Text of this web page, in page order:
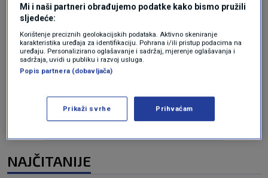
Oglas
NAJČITANIJE
Mi i naši partneri obrađujemo podatke kako bismo pružili
sljedeće:
Korištenje preciznih geolokacijskih podataka. Aktivno skeniranje
karakteristika uređaja za identifikaciju. Pohrana i/ili pristup podacima na
uređaju. Personalizirano oglašavanje i sadržaj, mjerenje oglašavanja i
sadržaja, uvidi u publiku i razvoj usluga.
Popis partnera (dobavljača)
Prikaži svrhe Prihvaćam